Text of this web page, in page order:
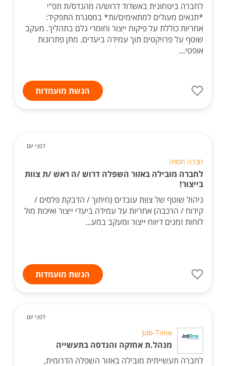
לחברה ביטחונית באשדוד דרוש/ה מהנדס/ת תפ"י
*תנאים מעולים למתאימים/ות* במסגרת התפקיד:
אחריות כוללת על פיקוח ייצור וחומרי גלם בתהליך. מעקב
שוטף על פרויקטים תוך עמידה ביעדים. מתן פתרונות
אופטי...
הגשת מועמדות
לפני יום
חברה חסויה
לחברה מובילה באזור השפלה דרוש /ה ראש /ת צוות
בייצור!
ניהול שוטף של צוות עובדים (חיתוך / הדבקת פלסים /
קידוח / הרכבה) אחריות על עמידה ביעדי ייצור ואיכות מול
לוחות זמנים דיווח ייצור ומעקב במע...
הגשת מועמדות
לפני יום
Job-Time
מנהל.ת אחזקה והנדסה בתעשייה
לחברה תעשייתית מובילה באזור השפלה הדרומית,